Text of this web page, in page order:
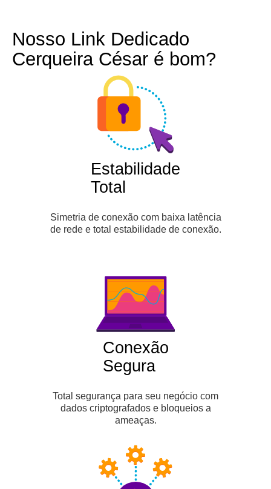
Nosso Link Dedicado
Cerqueira César é bom?
Estabilidade
Total
Simetria de conexão com baixa latência
de rede e total estabilidade de conexão.
Conexão
Segura
Total segurança para seu negócio com
dados criptografados e bloqueios a
ameaças.